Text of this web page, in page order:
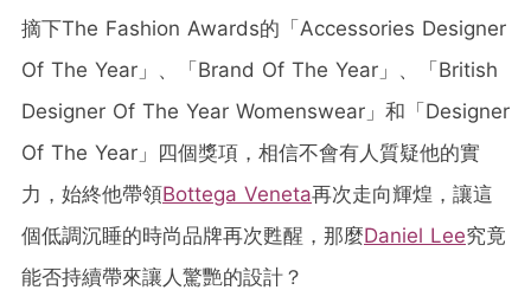
摘下The Fashion Awards的「Accessories Designer
Of The Year」、「Brand Of The Year」、「British
Designer Of The Year Womenswear」和「Designer
Of The Year」四個獎項，相信不會有人質疑他的實
力，始終他帶領Bottega Veneta再次走向輝煌，讓這
個低調沉睡的時尚品牌再次甦醒，那麼Daniel Lee究竟
能否持續帶來讓人驚艷的設計？